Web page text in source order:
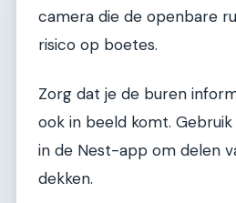
camera die de openbare
risico op boetes.
Zorg dat je de buren
ook in beeld komt.
in de Nest-app om delen
dekken.